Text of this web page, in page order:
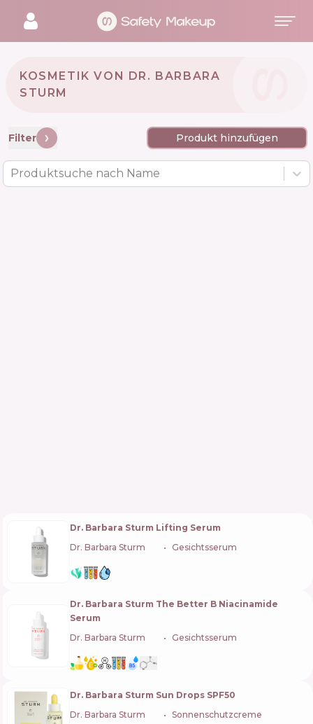
KOSMETIK VON DR. BARBARA
STURM 🇩🇪
Filter Produkt hinzufügen
Produktsuche nach Name
Dr. Barbara Sturm Lifting Serum
Dr. Barbara Sturm
Gesichtsserum
Dr. Barbara Sturm The Better B Niacinamide
Serum
Dr. Barbara Sturm
Gesichtsserum
Dr. Barbara Sturm Sun Drops SPF50
Dr. Barbara Sturm
Sonnenschutzcreme